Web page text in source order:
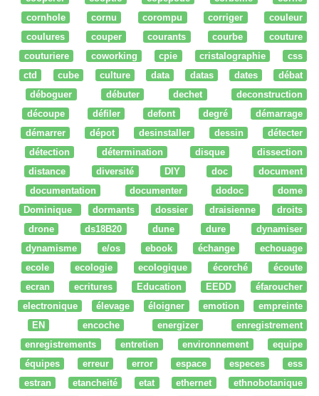
cornhole
cornu corompu corriger
couleur
coulures
couper courants courbe
couture
couturiere
coworking cpie cristalographie
css
ctd
cube culture data datas dates
débat
déboguer
débuter dechet
deconstruction
découpe
défiler defont degré
démarrage
démarrer
dépot desinstaller dessin
détecter
détection
détermination disque
dissection
distance
diversité DIY doc
document
documentation
documenter dodoc
dome
Dominique
dormants dossier draisienne
droits
drone
ds18B20 dune dure
dynamiser
dynamisme
e/os ebook échange
echouage
ecole
ecologie ecologique écorché
écoute
ecran
ecritures Education EEDD
éfaroucher
electronique
élevage éloigner emotion
empreinte
EN
encoche energizer
enregistrement
enregistrements
entretien environnement
equipe
équipes
erreur error espace especes
ess
estran
etancheité etat ethernet
ethnobotanique